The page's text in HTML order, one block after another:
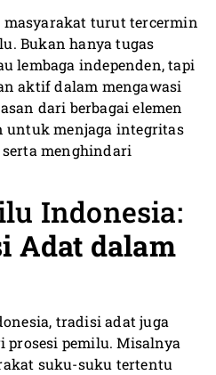
masyarakat turut tercermin
Bukan hanya tugas
lembaga independen, tapi
aktif dalam mengawasi
dari berbagai elemen
untuk menjaga integritas
menghindari
Indonesia:
Adat dalam
tradisi adat juga
pemilu. Misalnya
suku-suku tertentu